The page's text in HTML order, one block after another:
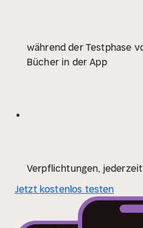
während der Testphase
Bücher in der App
Verpflichtungen,
Jetzt kostenlos testen